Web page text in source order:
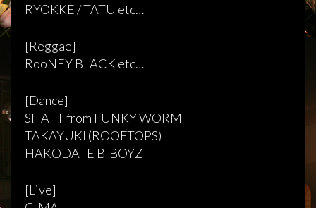
RYOKKE / TATU etc…
[Reggae]
RooNEY BLACK etc…
[Dance]
SHAFT from FUNKY WORM
TAKAYUKI (ROOFTOPS)
HAKODATE B-BOYZ
[Live]